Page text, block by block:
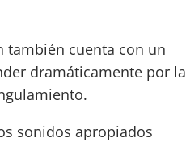
también cuenta con un
dramáticamente por la
sonidos apropiados